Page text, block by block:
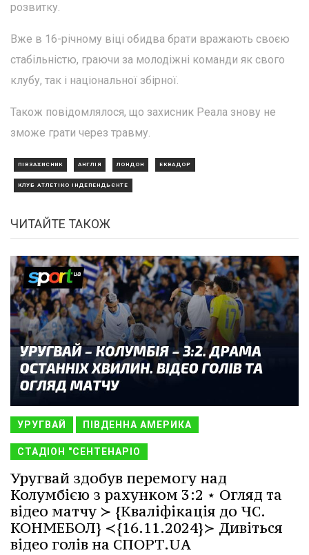
розвитку.
Вже в 16-річному віці обидва брати вражають своєю
стабільністю, граючи за молодіжні команди як свого
клубу, так і національної збірної.
Також повідомлялося, що захисник Реала знову не
зможе грати через травму.
ПІВЗАХИСНИК АНГЛІЯ ЛОНДОН ЕКВАДОР
КЛУБ АТЛЕТІКО ІНДЕПЕНДЬЄНТЕ
ЧИТАЙТЕ ТАКОЖ
УРУГВАЙ ПІВДЕННА АМЕРИКА
СТАДІОН "СЕНТЕНАРІО
Уругвай здобув перемогу над
Колумбією з рахунком 3:2 ⋆ Огляд та
відео матчу ≻ {Кваліфікація до ЧС.
КОНМЕБОЛ} ≺{16.11.2024}≻ Дивіться
відео голів на СПОРТ.UA